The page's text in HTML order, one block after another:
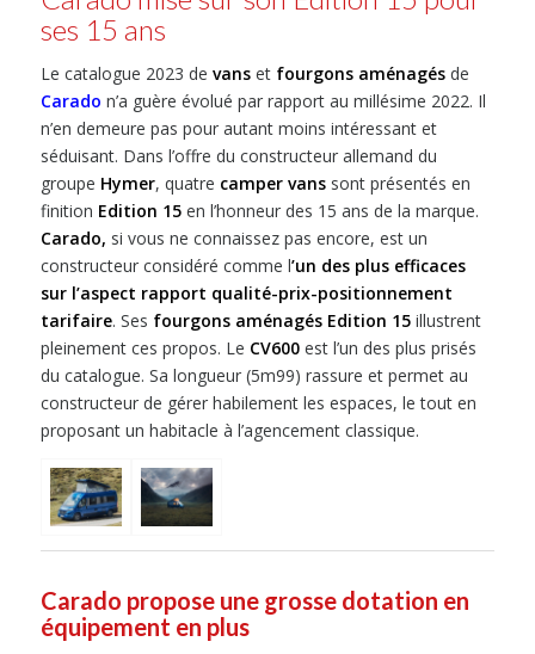
ses 15 ans
Le catalogue 2023 de vanset fourgons aménagésde
Carado n’a guère évolué par rapport au millésime 2022. Il
n’en demeure pas pour autant moins intéressant et
séduisant. Dans l’offre du constructeur allemand du
groupe Hymer, quatre camper vanssont présentés en
finition Edition 15en l’honneur des 15 ans de la marque.
Carado, si vous ne connaissez pas encore, est un
constructeur considéré comme l’un des plus efficaces
sur l’aspect rapport qualité-prix-positionnement
tarifaire. Ses fourgons aménagés Edition 15illustrent
pleinement ces propos. Le CV600est l’un des plus prisés
du catalogue. Sa longueur (5m99) rassure et permet au
constructeur de gérer habilement les espaces, le tout en
proposant un habitacle à l’agencement classique.
Carado propose une grosse dotation en
équipement en plus